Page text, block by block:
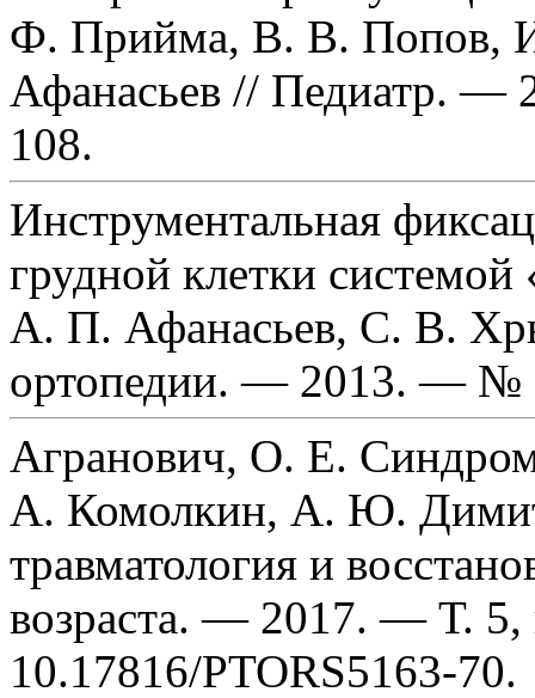
Ф. Прийма, В. В. Попов,
Афанасьев // Педиатр.
108.
Инструментальная
грудной клетки
А. П. Афанасьев, С. В.
ортопедии. — 2013. —
Агранович, О. Е.
А. Комолкин, А. Ю.
травматология и
возраста. — 2017. — Т.
10.17816/PTORS5163-70.